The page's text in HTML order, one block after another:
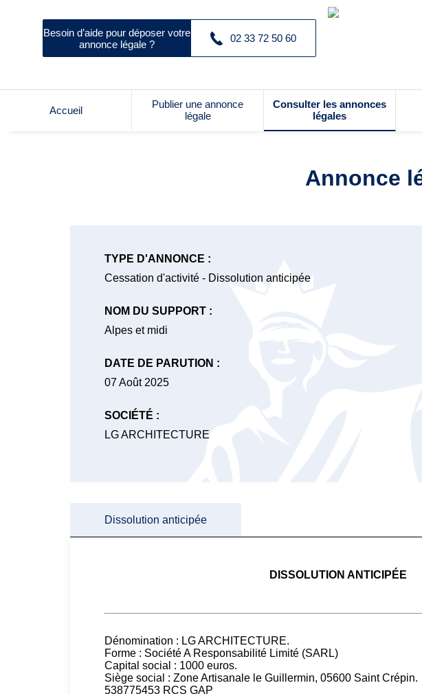
Besoin d’aide pour déposer votre
annonce légale ?
02 33 72 50 60
Accueil
Publier une annonce
légale
Consulter les annonces
légales
Annonce
TYPE D'ANNONCE :
Cessation d'activité - Dissolution anticipée
NOM DU SUPPORT :
Alpes et midi
DATE DE PARUTION :
07 Août 2025
SOCIÉTÉ :
LG ARCHITECTURE
Dissolution anticipée
DISSOLUTION ANTICIPÉE
Dénomination : LG ARCHITECTURE.
Forme : Société A Responsabilité Limité (SARL)
Capital social : 1000 euros.
Siège social : Zone Artisanale le Guillermin, 05600 Saint Crépin.
538775453 RCS GAP